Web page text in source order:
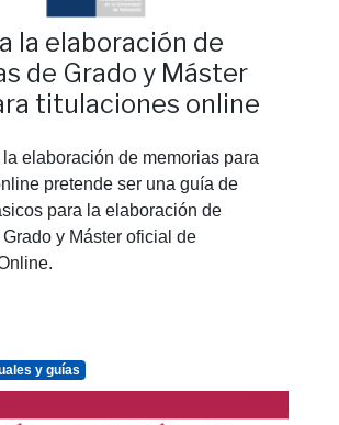
la elaboración de
de Grado y Máster
titulaciones online
la elaboración de memorias para
pretende ser una guía de
para la elaboración de
y Máster oficial de
y guías